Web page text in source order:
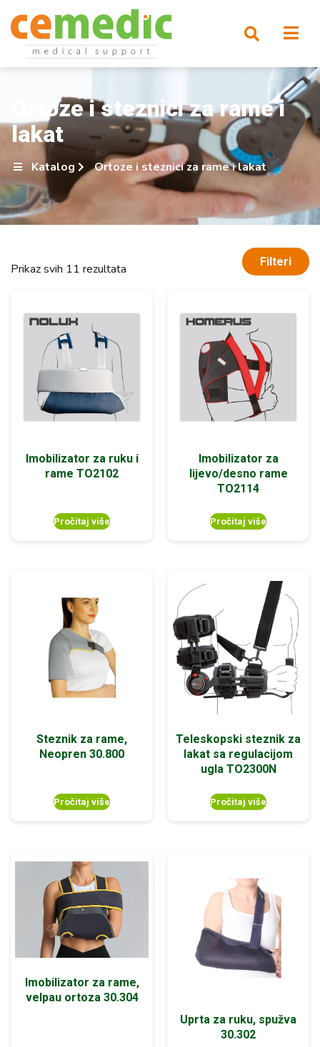
Ortoze i steznici za rame i
lakat
Katalog Ortoze i steznici za rame i lakat
Filteri
Prikaz svih 11 rezultata
Imobilizator za ruku i
rame TO2102
Pročitaj više
Imobilizator za
lijevo/desno rame
TO2114
Pročitaj više
Steznik za rame,
Neopren 30.800
Pročitaj više
Teleskopski steznik za
lakat sa regulacijom
ugla TO2300N
Pročitaj više
Imobilizator za rame,
velpau ortoza 30.304
Uprta za ruku, spužva
30.302